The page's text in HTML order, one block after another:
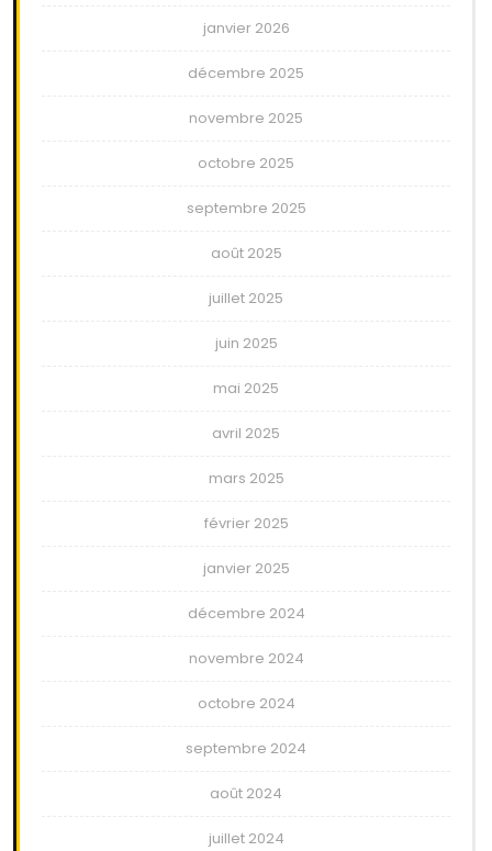
janvier 2026
décembre 2025
novembre 2025
octobre 2025
septembre 2025
août 2025
juillet 2025
juin 2025
mai 2025
avril 2025
mars 2025
février 2025
janvier 2025
décembre 2024
novembre 2024
octobre 2024
septembre 2024
août 2024
juillet 2024